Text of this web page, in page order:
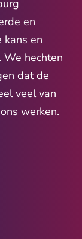
en
kans en
We hechten
dat de
veel van
werken.